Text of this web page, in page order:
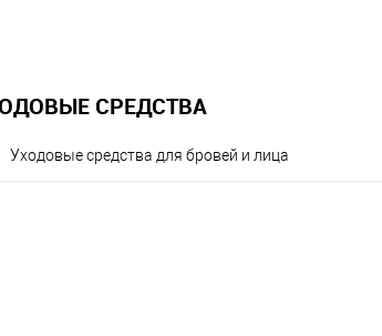
СРЕДСТВА
Уходовые средства для бровей и лица